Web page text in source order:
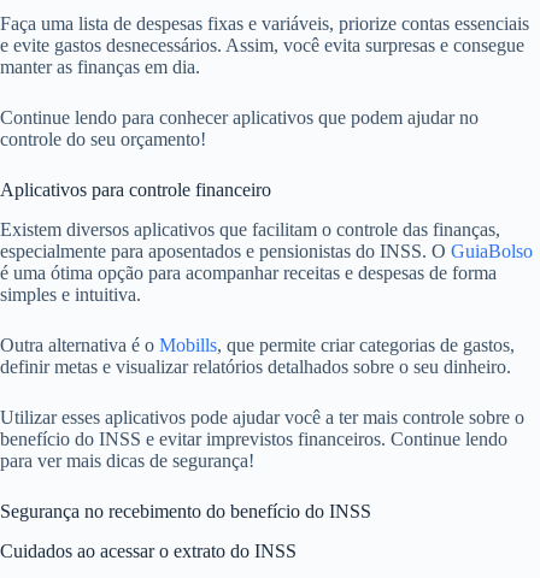
Faça uma lista de despesas fixas e variáveis, priorize contas essenciais
e evite gastos desnecessários. Assim, você evita surpresas e consegue
manter as finanças em dia.
Continue lendo para conhecer aplicativos que podem ajudar no
controle do seu orçamento!
Aplicativos para controle financeiro
Existem diversos aplicativos que facilitam o controle das finanças,
especialmente para aposentados e pensionistas do INSS. O GuiaBolso
é uma ótima opção para acompanhar receitas e despesas de forma
simples e intuitiva.
Outra alternativa é o Mobills, que permite criar categorias de gastos,
definir metas e visualizar relatórios detalhados sobre o seu dinheiro.
Utilizar esses aplicativos pode ajudar você a ter mais controle sobre o
benefício do INSS e evitar imprevistos financeiros. Continue lendo
para ver mais dicas de segurança!
Segurança no recebimento do benefício do INSS
Cuidados ao acessar o extrato do INSS